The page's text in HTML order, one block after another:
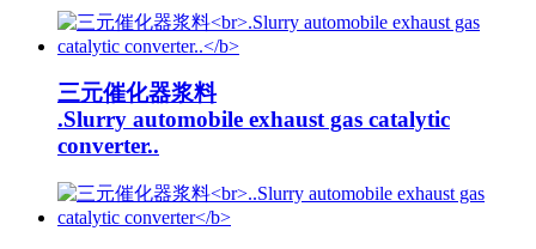
三元催化器浆料
.Slurry automobile exhaust gas catalytic
converter..